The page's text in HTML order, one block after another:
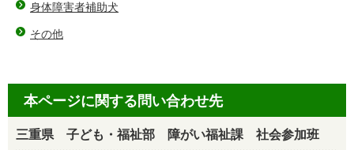
身体障害者補助犬
その他
本ページに関する問い合わせ先
三重県 子ども・福祉部 障がい福祉課 社会参加班